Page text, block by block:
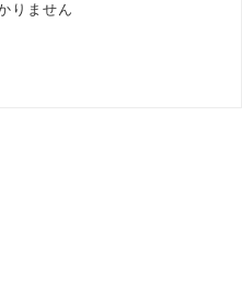
りません